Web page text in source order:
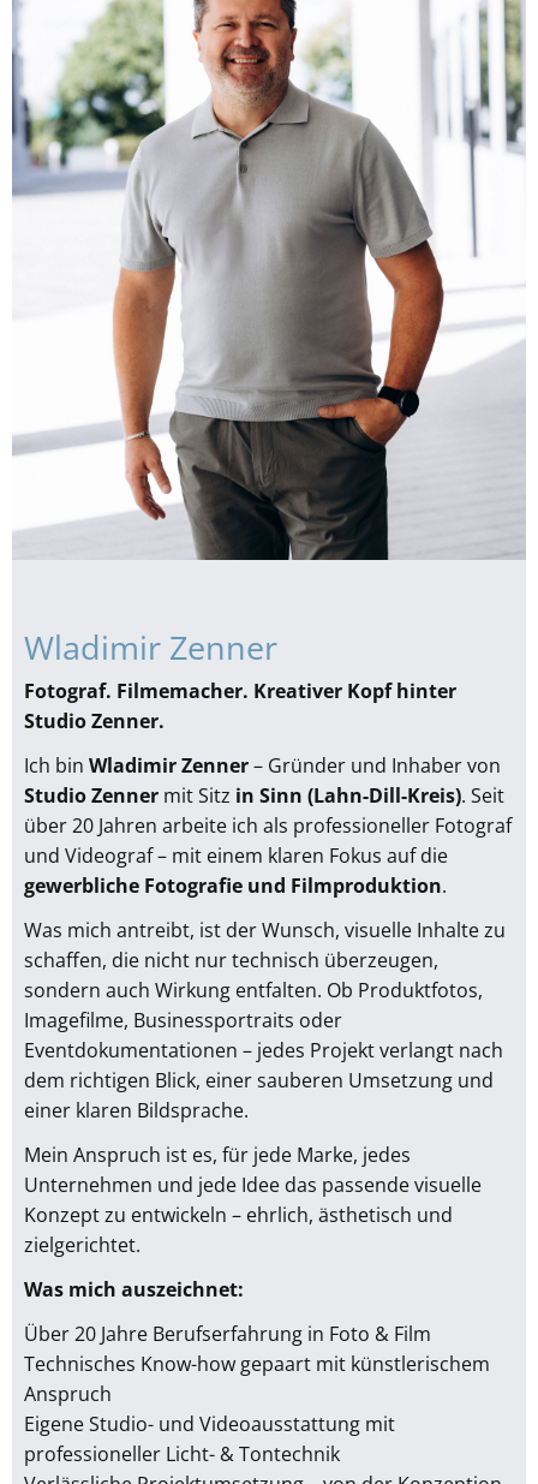
Wladimir Zenner
Fotograf. Filmemacher. Kreativer Kopf hinter
Studio Zenner.
Ich bin Wladimir Zenner– Gründer und Inhaber von
Studio Zenner mit Sitz in Sinn (Lahn-Dill-Kreis). Seit
über 20 Jahren arbeite ich als professioneller Fotograf
und Videograf – mit einem klaren Fokus auf die
gewerbliche Fotografie und Filmproduktion.
Was mich antreibt, ist der Wunsch, visuelle Inhalte zu
schaffen, die nicht nur technisch überzeugen,
sondern auch Wirkung entfalten. Ob Produktfotos,
Imagefilme, Businessportraits oder
Eventdokumentationen – jedes Projekt verlangt nach
dem richtigen Blick, einer sauberen Umsetzung und
einer klaren Bildsprache.
Mein Anspruch ist es, für jede Marke, jedes
Unternehmen und jede Idee das passende visuelle
Konzept zu entwickeln – ehrlich, ästhetisch und
zielgerichtet.
Was mich auszeichnet:
Über 20 Jahre Berufserfahrung in Foto & Film
Technisches Know-how gepaart mit künstlerischem
Anspruch
Eigene Studio- und Videoausstattung mit
professioneller Licht- & Tontechnik